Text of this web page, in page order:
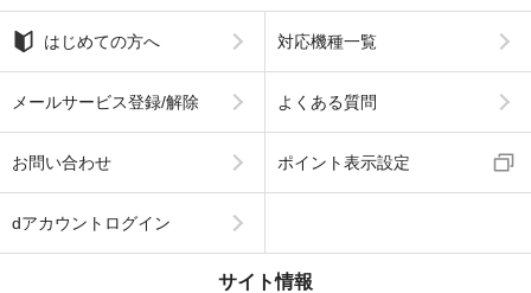
はじめての方へ 対応機種一覧
メールサービス登録/解除 よくある質問
お問い合わせ ポイント表示設定
dアカウントログイン
サイト情報